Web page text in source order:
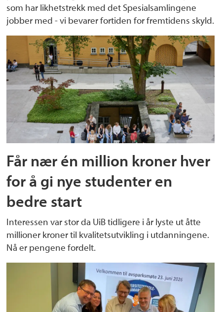
som har likhetstrekk med det Spesialsamlingene
jobber med - vi bevarer fortiden for fremtidens skyld.
Får nær én million kroner hver
for å gi nye studenter en
bedre start
Interessen var stor da UiB tidligere i år lyste ut åtte
millioner kroner til kvalitetsutvikling i utdanningene.
Nå er pengene fordelt.